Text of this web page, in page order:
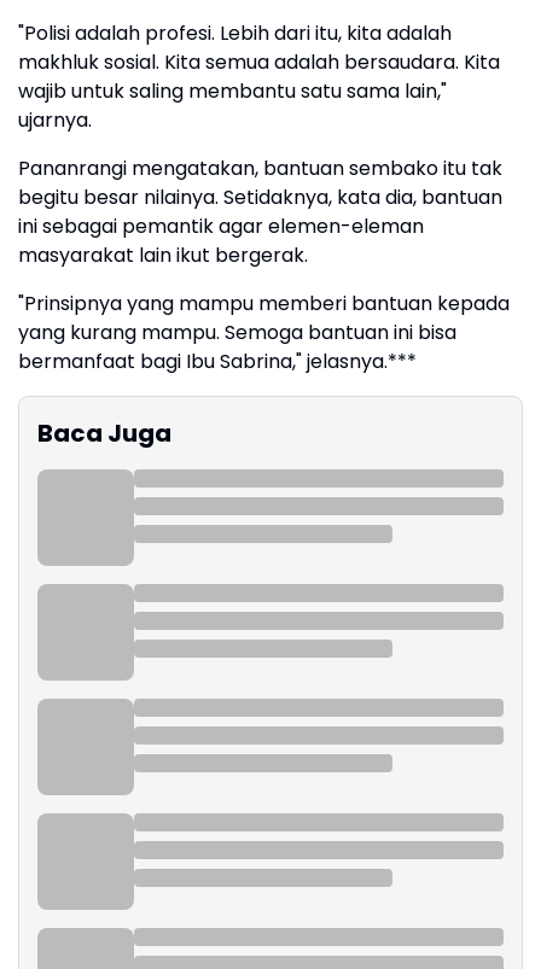
"Polisi adalah profesi. Lebih dari itu, kita adalah
makhluk sosial. Kita semua adalah bersaudara. Kita
wajib untuk saling membantu satu sama lain,"
ujarnya.
Pananrangi mengatakan, bantuan sembako itu tak
begitu besar nilainya. Setidaknya, kata dia, bantuan
ini sebagai pemantik agar elemen-eleman
masyarakat lain ikut bergerak.
"Prinsipnya yang mampu memberi bantuan kepada
yang kurang mampu. Semoga bantuan ini bisa
bermanfaat bagi Ibu Sabrina," jelasnya.***
Baca Juga